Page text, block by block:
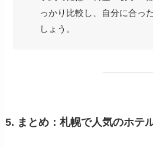
っかり比較し、自分に合っ
しょう。
5. まとめ：札幌で人気のホテ